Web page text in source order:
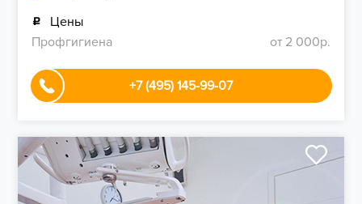
Цены
Профгигиена
от 2 000р.
+7 (495) 145-99-07